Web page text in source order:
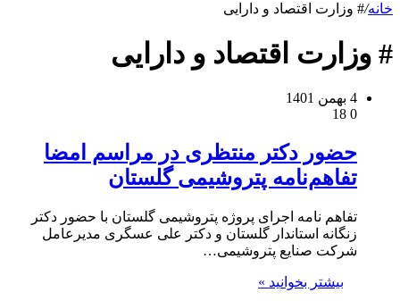
خانه/# وزارت اقتصاد و دارایی
# وزارت اقتصاد و دارایی
4 بهمن 1401
0
حضور دکتر منتظری در مراسم‌ امضا
تفاهم‌نامه پتروشیمی گلستان
تفاهم نامه اجرای پروژه پتروشیمی گلستان با حضور دکتر
زنگانه استاندار گلستان و دکتر علی عسگری مدیرعامل
شرکت صنایع پتروشیمی…
بیشتر بخوانید »